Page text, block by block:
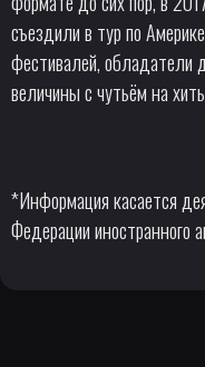
съездили в тур по
фестивалей, обладатели
величины с чутьём на
*Информация касается
Федерации иностранного